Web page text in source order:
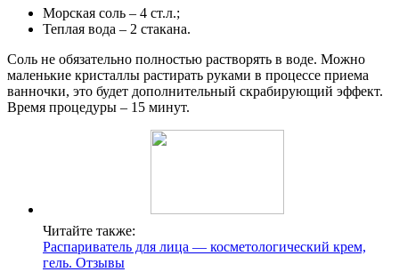
Морская соль – 4 ст.л.;
Теплая вода – 2 стакана.
Соль не обязательно полностью растворять в воде. Можно
маленькие кристаллы растирать руками в процессе приема
ванночки, это будет дополнительный скрабирующий эффект.
Время процедуры – 15 минут.
Читайте также:
Распариватель для лица — косметологический крем,
гель. Отзывы